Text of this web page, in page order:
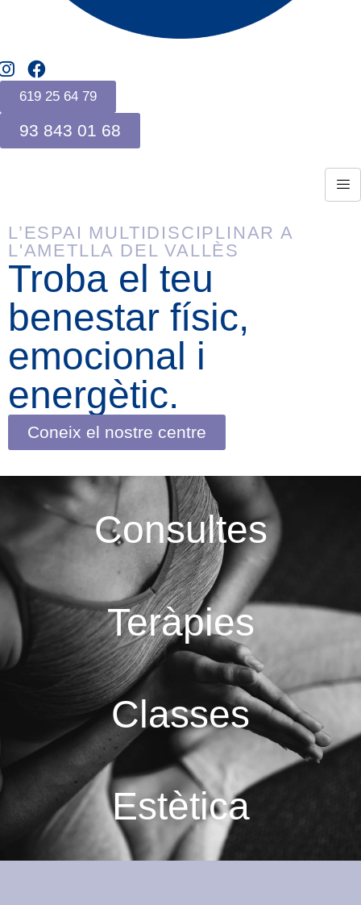
619 25 64 79
93 843 01 68
L’ESPAI MULTIDISCIPLINAR A
L'AMETLLA DEL VALLÈS
Troba el teu
benestar físic,
emocional i
energètic.
Coneix el nostre centre
Consultes
Teràpies
Classes
Estètica